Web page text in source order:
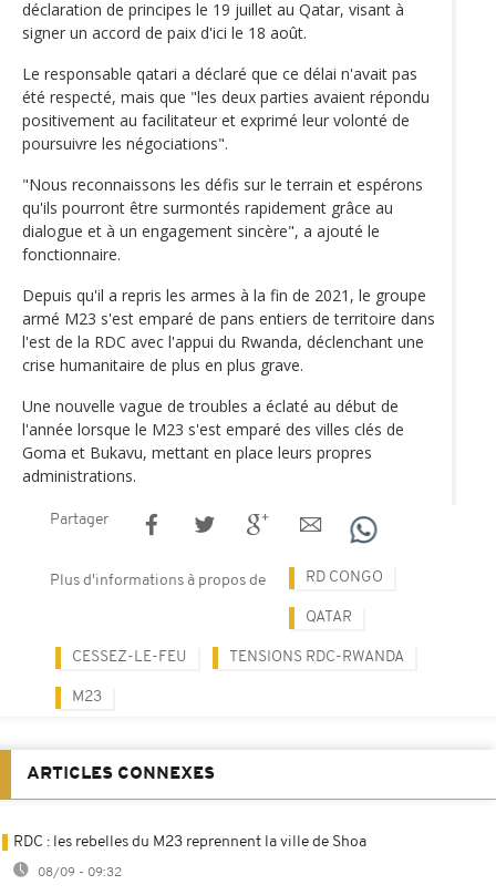
déclaration de principes le 19 juillet au Qatar, visant à
signer un accord de paix d'ici le 18 août.
Le responsable qatari a déclaré que ce délai n'avait pas
été respecté, mais que "les deux parties avaient répondu
positivement au facilitateur et exprimé leur volonté de
poursuivre les négociations".
"Nous reconnaissons les défis sur le terrain et espérons
qu'ils pourront être surmontés rapidement grâce au
dialogue et à un engagement sincère", a ajouté le
fonctionnaire.
Depuis qu'il a repris les armes à la fin de 2021, le groupe
armé M23 s'est emparé de pans entiers de territoire dans
l'est de la RDC avec l'appui du Rwanda, déclenchant une
crise humanitaire de plus en plus grave.
Une nouvelle vague de troubles a éclaté au début de
l'année lorsque le M23 s'est emparé des villes clés de
Goma et Bukavu, mettant en place leurs propres
administrations.
Partager
Plus d'informations à propos de RD CONGO
QATAR
CESSEZ-LE-FEU TENSIONS RDC-RWANDA
M23
ARTICLES CONNEXES
RDC : les rebelles du M23 reprennent la ville de Shoa
08/09 - 09:32